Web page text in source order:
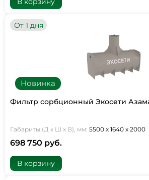
Новинка
От 1 дня
Фильтр сорбционный Экосети
Габариты (Д х Ш х В), мм: 5500 х 1640 х 2000
698 750 руб.
В корзину